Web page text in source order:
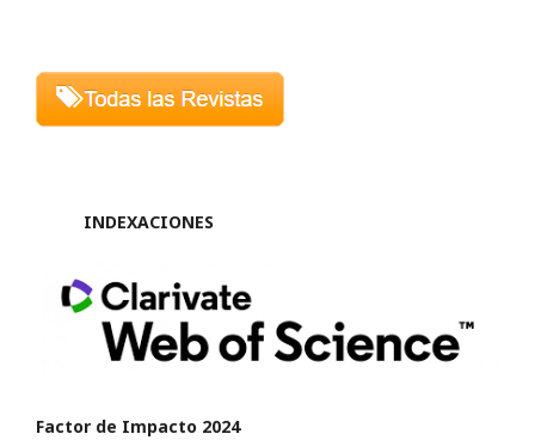
INDEXACIONES
Factor de Impacto 2024